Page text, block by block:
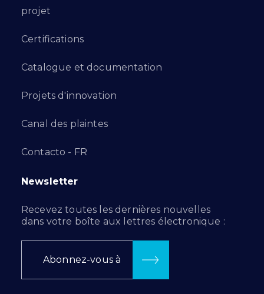
projet
Certifications
Catalogue et documentation
Projets d'innovation
Canal des plaintes
Contacto - FR
Newsletter
Recevez toutes les dernières nouvelles
dans votre boîte aux lettres électronique :
Abonnez-vous à